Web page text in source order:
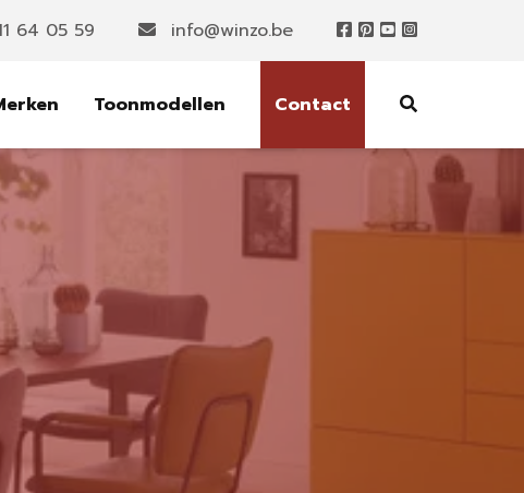
64 05 59 info@winzo.be
Toonmodellen Contact